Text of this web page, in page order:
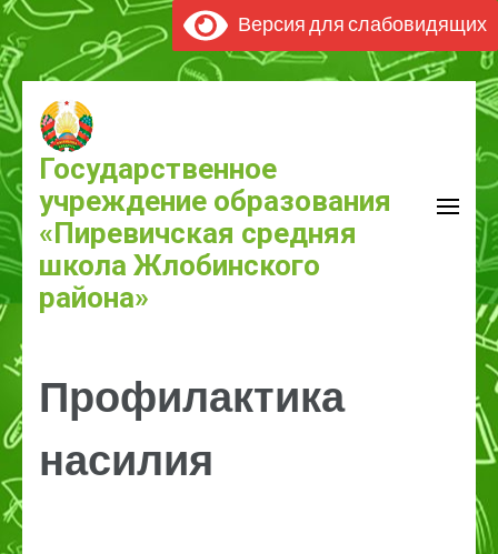
Версия для слабовидящих
к
содержимому
(нажмите
Enter)
Государственное
учреждение образования
«Пиревичская средняя
школа Жлобинского
района»
Профилактика
насилия